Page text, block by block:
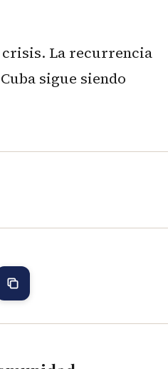
crisis. La recurrencia
sigue siendo